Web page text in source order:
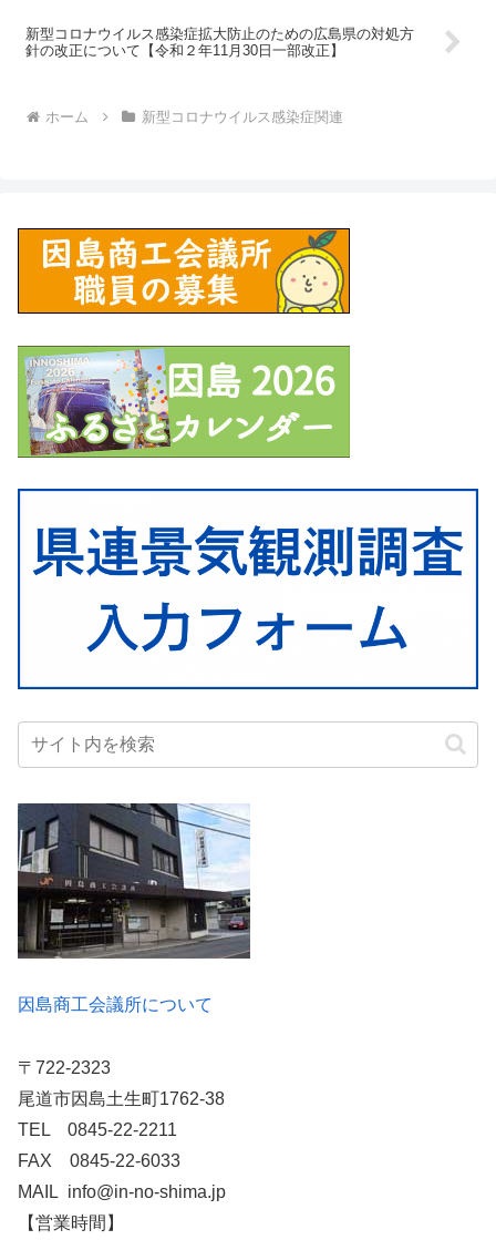
新型コロナウイルス感染症拡大防止のための広島県の対処方
針の改正について【令和２年11月30日一部改正】
ホーム 新型コロナウイルス感染症関連
因島商工会議所について
〒722-2323
尾道市因島土生町1762-38
TEL 0845-22-2211
FAX 0845-22-6033
MAIL info@in-no-shima.jp
【営業時間】